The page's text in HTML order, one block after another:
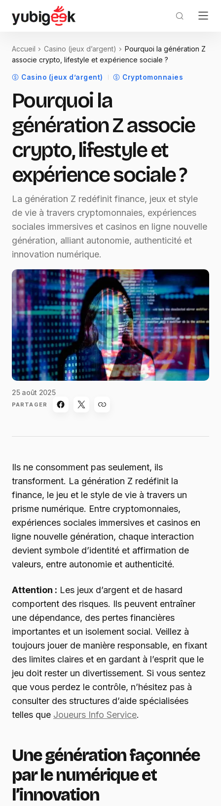
Accueil Casino (jeux d’argent)
Pourquoi la génération Z
associe crypto, lifestyle et expérience sociale ?
Casino (jeux d’argent) Cryptomonnaies
Pourquoi la
génération Z associe
crypto, lifestyle et
expérience sociale ?
La génération Z redéfinit finance, jeux et style
de vie à travers cryptomonnaies, expériences
sociales immersives et casinos en ligne nouvelle
génération, alliant autonomie, authenticité et
innovation numérique.
25 août 2025
PARTAGER
Ils ne consomment pas seulement, ils
transforment. La génération Z redéfinit la
finance, le jeu et le style de vie à travers un
prisme numérique. Entre cryptomonnaies,
expériences sociales immersives et casinos en
ligne nouvelle génération, chaque interaction
devient symbole d’identité et affirmation de
valeurs, entre autonomie et authenticité.
Attention : Les jeux d’argent et de hasard
comportent des risques. Ils peuvent entraîner
une dépendance, des pertes financières
importantes et un isolement social. Veillez à
toujours jouer de manière responsable, en fixant
des limites claires et en gardant à l’esprit que le
jeu doit rester un divertissement. Si vous sentez
que vous perdez le contrôle, n’hésitez pas à
consulter des structures d’aide spécialisées
telles que Joueurs Info Service.
Une génération façonnée
par le numérique et
l’innovation